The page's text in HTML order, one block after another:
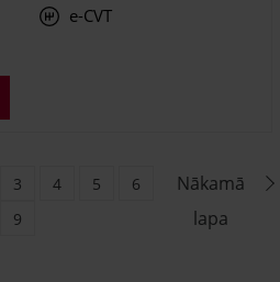
e-CVT
Nākamā
lapa
3 4 5
6
9